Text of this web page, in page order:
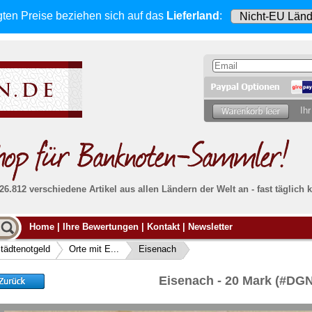
Preise beziehen sich auf das Lieferland :
verschiedene Artikel aus allen Ländern der Welt an - fast täglich
Alle Lieferungen, auch ins Ausland, werden
von uns voll versichert. Sie habenkein Risiko
falls die Sendung verloren geht oder beschädigt
wird.
Absolute Zuverlässigkeit:sowohl in puncto
Senden
Ihrer
Weitere
Home Ihre Bewertungen Kontakt Newsletter
Orte mit E... Eisenach
Eisenach - 20 Mark